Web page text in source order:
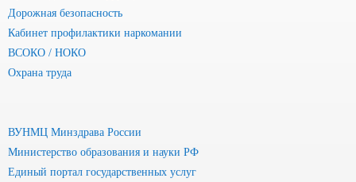
Дорожная безопасность
Кабинет профилактики наркомании
ВСОКО / НОКО
Охрана труда
ВУНМЦ Минздрава России
Министерство образования и науки РФ
Единый портал государственных услуг